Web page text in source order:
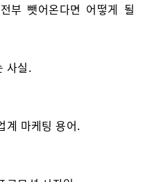
부 뺏어온다면 어떻게 될
사실.
계 마케팅 용어.